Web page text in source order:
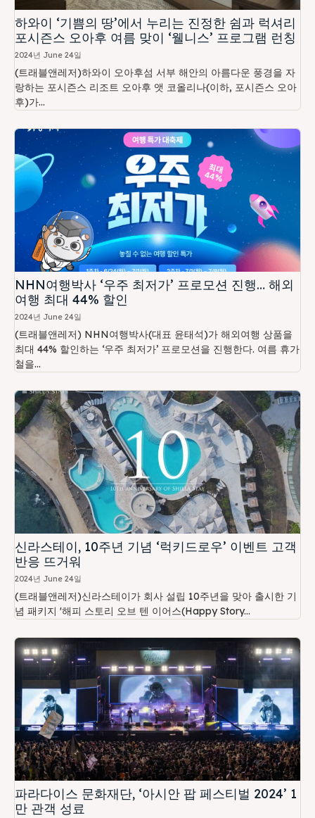
하와이 ‘기쁨의 땅’에서 누리는 진정한 쉼과 럭셔리
포시즌스 오아후 여름 맞이 ‘웰니스’ 프로그램 런칭
2024년 June 24일
(트래블앤레저)하와이 오아후섬 서부 해안의 아름다운 풍경을 자
랑하는 포시즌스 리조트 오아후 앳 코올리나(이하, 포시즌스 오아
후)가...
NHN여행박사 ‘우주 최저가’ 프로모션 진행… 해외
여행 최대 44% 할인
2024년 June 24일
(트래블앤레저) NHN여행박사(대표 윤태석)가 해외여행 상품을
최대 44% 할인하는 ‘우주 최저가’ 프로모션을 진행한다. 여름 휴가
철을...
신라스테이, 10주년 기념 ‘럭키드로우’ 이벤트 고객
반응 뜨거워
2024년 June 24일
(트래블앤레저)신라스테이가 회사 설립 10주년을 맞아 출시한 기
념 패키지 '해피 스토리 오브 텐 이어스(Happy Story...
파라다이스 문화재단, ‘아시안 팝 페스티벌 2024’ 1
만 관객 성료